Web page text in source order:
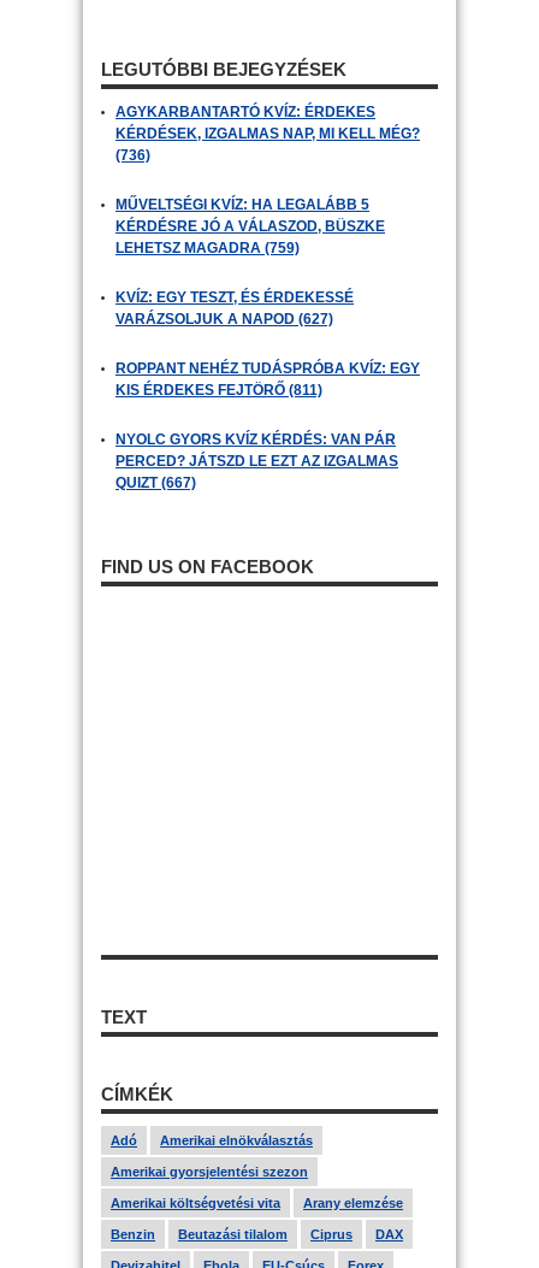
LEGUTÓBBI BEJEGYZÉSEK
AGYKARBANTARTÓ KVÍZ: ÉRDEKES
KÉRDÉSEK, IZGALMAS NAP, MI KELL MÉG?
(736)
MŰVELTSÉGI KVÍZ: HA LEGALÁBB 5
KÉRDÉSRE JÓ A VÁLASZOD, BÜSZKE
LEHETSZ MAGADRA (759)
KVÍZ: EGY TESZT, ÉS ÉRDEKESSÉ
VARÁZSOLJUK A NAPOD (627)
ROPPANT NEHÉZ TUDÁSPRÓBA KVÍZ: EGY
KIS ÉRDEKES FEJTÖRŐ (811)
NYOLC GYORS KVÍZ KÉRDÉS: VAN PÁR
PERCED? JÁTSZD LE EZT AZ IZGALMAS
QUIZT (667)
FIND US ON FACEBOOK
TEXT
CÍMKÉK
Adó Amerikai elnökválasztás
Amerikai gyorsjelentési szezon
Amerikai költségvetési vita Arany elemzése
Benzin Beutazási tilalom Ciprus DAX